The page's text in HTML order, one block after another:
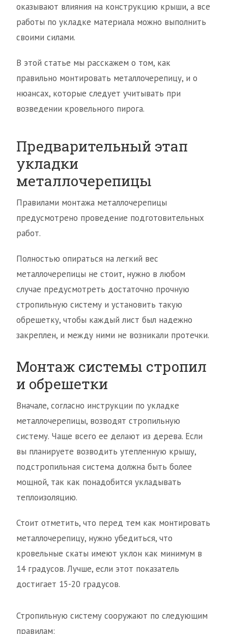
оказывают влияния на конструкцию крыши, а все
работы по укладке материала можно выполнить
своими силами.
В этой статье мы расскажем о том, как
правильно монтировать металлочерепицу, и о
нюансах, которые следует учитывать при
возведении кровельного пирога.
Предварительный этап
укладки
металлочерепицы
Правилами монтажа металлочерепицы
предусмотрено проведение подготовительных
работ.
Полностью опираться на легкий вес
металлочерепицы не стоит, нужно в любом
случае предусмотреть достаточно прочную
стропильную систему и установить такую
обрешетку, чтобы каждый лист был надежно
закреплен, и между ними не возникали протечки.
Монтаж системы стропил
и обрешетки
Вначале, согласно инструкции по укладке
металлочерепицы, возводят стропильную
систему. Чаще всего ее делают из дерева. Если
вы планируете возводить утепленную крышу,
подстропильная система должна быть более
мощной, так как понадобится укладывать
теплоизоляцию.
Стоит отметить, что перед тем как монтировать
металлочерепицу, нужно убедиться, что
кровельные скаты имеют уклон как минимум в
14 градусов. Лучше, если этот показатель
достигает 15-20 градусов.
Стропильную систему сооружают по следующим
правилам: